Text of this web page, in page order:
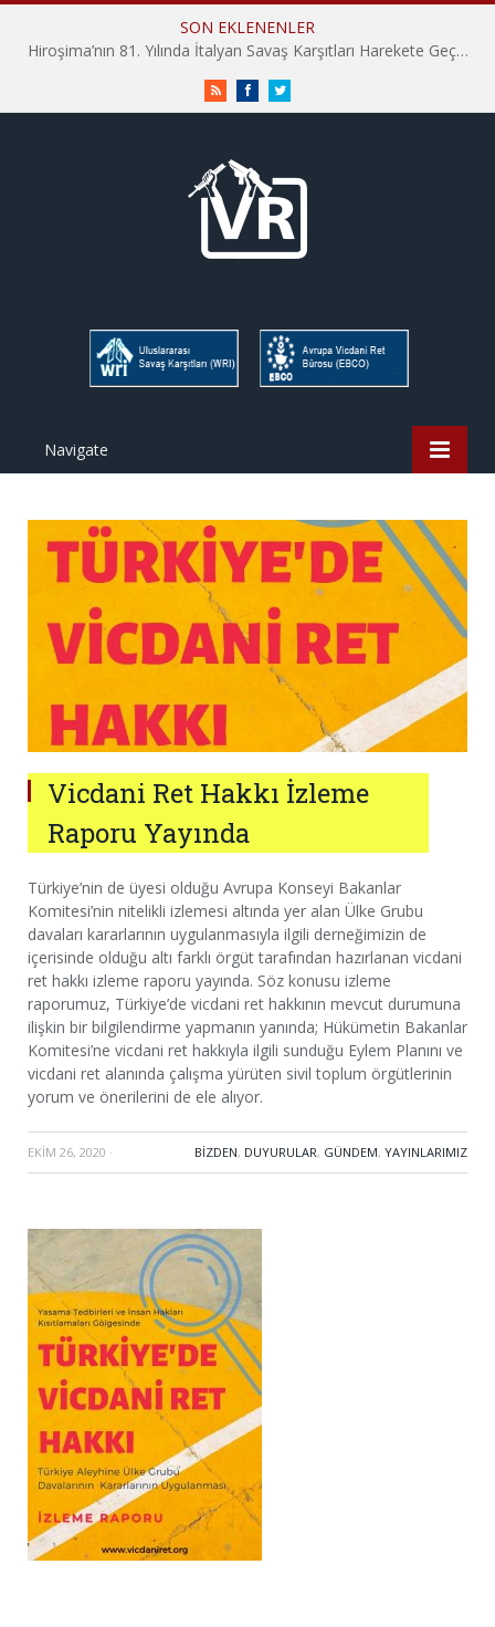
SON EKLENENLER
Hiroşima’nın 81. Yılında İtalyan Savaş Karşıtları Harekete Geçti: “Hatırlamak yeterli değil”
RSS FacebookTwitter
Navigate
Vicdani Ret Hakkı İzleme
Raporu Yayında
Türkiye’nin de üyesi olduğu Avrupa Konseyi Bakanlar
Komitesi’nin nitelikli izlemesi altında yer alan Ülke Grubu
davaları kararlarının uygulanmasıyla ilgili derneğimizin de
içerisinde olduğu altı farklı örgüt tarafından hazırlanan vicdani
ret hakkı izleme raporu yayında. Söz konusu izleme
raporumuz, Türkiye’de vicdani ret hakkının mevcut durumuna
ilişkin bir bilgilendirme yapmanın yanında; Hükümetin Bakanlar
Komitesi’ne vicdani ret hakkıyla ilgili sunduğu Eylem Planını ve
vicdani ret alanında çalışma yürüten sivil toplum örgütlerinin
yorum ve önerilerini de ele alıyor.
EKIM 26, 2020 · BIZDEN, DUYURULAR, GÜNDEM, YAYINLARIMIZ